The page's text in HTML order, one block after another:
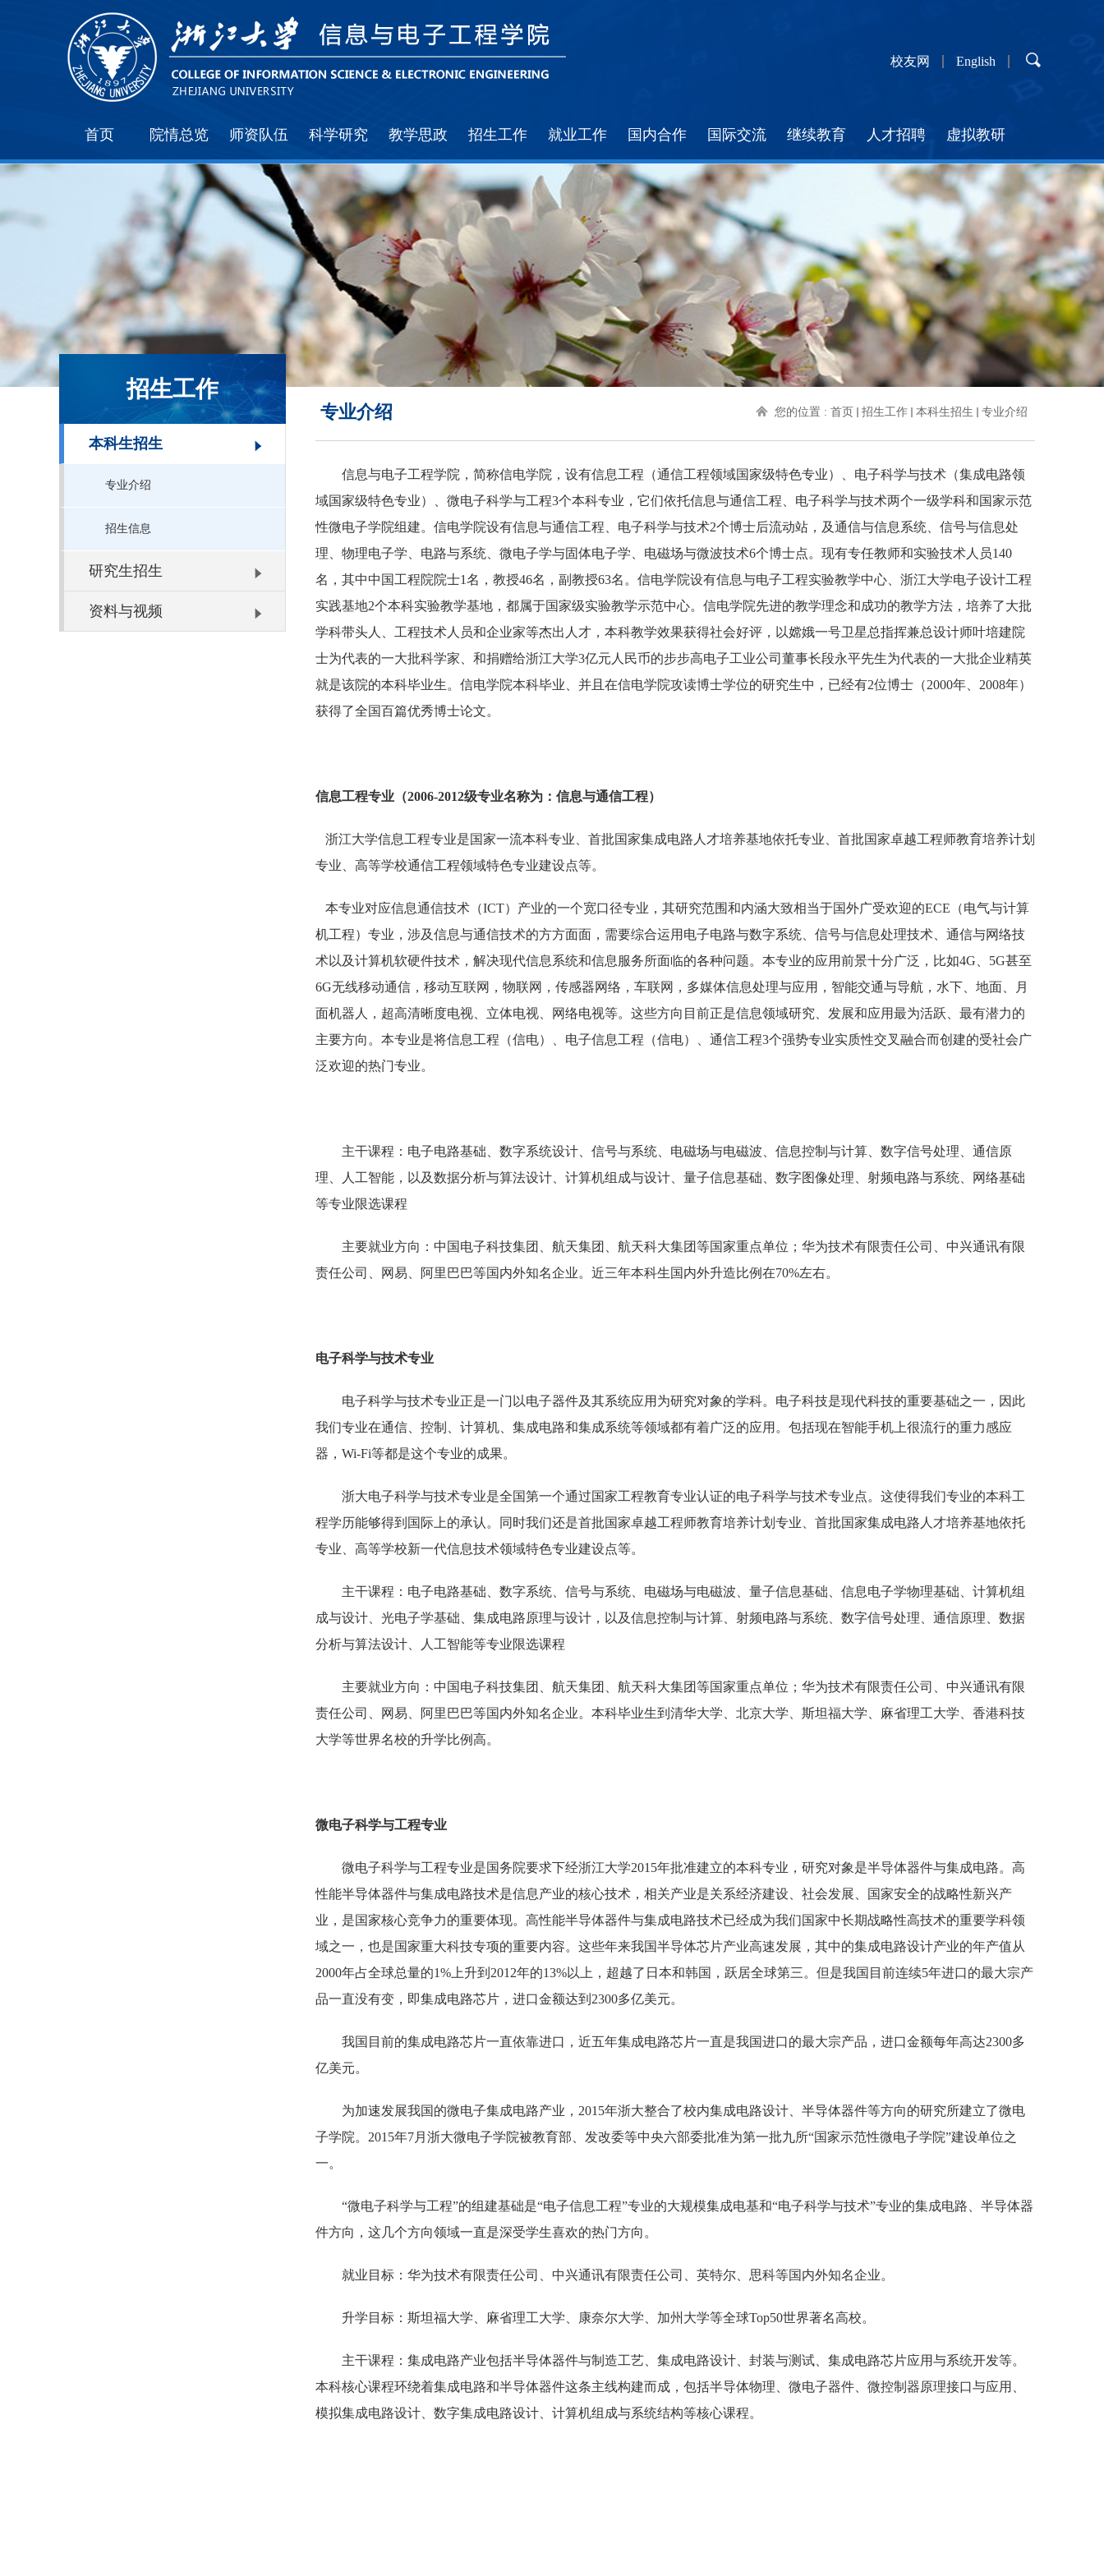
校友网 English
首页 院情总览 师资队伍 科学研究 教学思政 招生工作 就业工作 国内合作 国际交流 继续教育 人才招聘 虚拟教研
招生工作
本科生招生
专业介绍
招生信息
研究生招生
资料与视频
专业介绍 您的位置 : 首页 招生工作 本科生招生 专业介绍
信息与电子工程学院，简称信电学院，设有信息工程（通信工程领域国家级特色专业）、电子科学与技术（集成电路领
域国家级特色专业）、微电子科学与工程3个本科专业，它们依托信息与通信工程、电子科学与技术两个一级学科和国家示范
性微电子学院组建。信电学院设有信息与通信工程、电子科学与技术2个博士后流动站，及通信与信息系统、信号与信息处
理、物理电子学、电路与系统、微电子学与固体电子学、电磁场与微波技术6个博士点。现有专任教师和实验技术人员140
名，其中中国工程院院士1名，教授46名，副教授63名。信电学院设有信息与电子工程实验教学中心、浙江大学电子设计工程
实践基地2个本科实验教学基地，都属于国家级实验教学示范中心。信电学院先进的教学理念和成功的教学方法，培养了大批
学科带头人、工程技术人员和企业家等杰出人才，本科教学效果获得社会好评，以嫦娥一号卫星总指挥兼总设计师叶培建院
士为代表的一大批科学家、和捐赠给浙江大学3亿元人民币的步步高电子工业公司董事长段永平先生为代表的一大批企业精英
就是该院的本科毕业生。信电学院本科毕业、并且在信电学院攻读博士学位的研究生中，已经有2位博士（2000年、 2008年）
获得了全国百篇优秀博士论文。
信息工程专业（2006-2012级专业名称为：信息与通信工程）
浙江大学信息工程专业是国家一流本科专业、首批国家集成电路人才培养基地依托专业、首批国家卓越工程师教育培养计划
专业、高等学校通信工程领域特色专业建设点等。
本专业对应信息通信技术（ICT）产业的一个宽口径专业，其研究范围和内涵大致相当于国外广受欢迎的ECE（电气与计算
机工程）专业，涉及信息与通信技术的方方面面，需要综合运用电子电路与数字系统、信号与信息处理技术、通信与网络技
术以及计算机软硬件技术，解决现代信息系统和信息服务所面临的各种问题。本专业的应用前景十分广泛，比如4G、5G甚至
6G无线移动通信，移动互联网，物联网，传感器网络，车联网，多媒体信息处理与应用，智能交通与导航，水下、地面、月
面机器人，超高清晰度电视、立体电视、网络电视等。这些方向目前正是信息领域研究、发展和应用最为活跃、最有潜力的
主要方向。本专业是将信息工程（信电）、电子信息工程（信电）、通信工程3个强势专业实质性交叉融合而创建的受社会广
泛欢迎的热门专业。
主干课程：电子电路基础、数字系统设计、信号与系统、电磁场与电磁波、信息控制与计算、数字信号处理、通信原
理、人工智能，以及数据分析与算法设计、计算机组成与设计、量子信息基础、数字图像处理、射频电路与系统、网络基础
等专业限选课程
主要就业方向：中国电子科技集团、航天集团、航天科大集团等国家重点单位；华为技术有限责任公司、中兴通讯有限
责任公司、网易、阿里巴巴等国内外知名企业。近三年本科生国内外升造比例在70%左右。
电子科学与技术专业
电子科学与技术专业正是一门以电子器件及其系统应用为研究对象的学科。电子科技是现代科技的重要基础之一，因此
我们专业在通信、控制、计算机、集成电路和集成系统等领域都有着广泛的应用。包括现在智能手机上很流行的重力感应
器， Wi-Fi等都是这个专业的成果。
浙大电子科学与技术专业是全国第一个通过国家工程教育专业认证的电子科学与技术专业点。这使得我们专业的本科工
程学历能够得到国际上的承认。同时我们还是首批国家卓越工程师教育培养计划专业、首批国家集成电路人才培养基地依托
专业、高等学校新一代信息技术领域特色专业建设点等。
主干课程：电子电路基础、数字系统、信号与系统、电磁场与电磁波、量子信息基础、信息电子学物理基础、计算机组
成与设计、光电子学基础、集成电路原理与设计，以及信息控制与计算、射频电路与系统、数字信号处理、通信原理、数据
分析与算法设计、人工智能等专业限选课程
主要就业方向：中国电子科技集团、航天集团、航天科大集团等国家重点单位；华为技术有限责任公司、中兴通讯有限
责任公司、网易、阿里巴巴等国内外知名企业。本科毕业生到清华大学、北京大学、斯坦福大学、麻省理工大学、香港科技
大学等世界名校的升学比例高。
微电子科学与工程专业
微电子科学与工程专业是国务院要求下经浙江大学2015年批准建立的本科专业，研究对象是半导体器件与集成电路。高
性能半导体器件与集成电路技术是信息产业的核心技术，相关产业是关系经济建设、社会发展、国家安全的战略性新兴产
业，是国家核心竞争力的重要体现。高性能半导体器件与集成电路技术已经成为我们国家中长期战略性高技术的重要学科领
域之一，也是国家重大科技专项的重要内容。这些年来我国半导体芯片产业高速发展，其中的集成电路设计产业的年产值从
2000年占全球总量的1% 上升到 2012年的13%以上，超越了日本和韩国，跃居全球第三。但是我国目前连续5年进口的最大宗产
品一直没有变，即集成电路芯片，进口金额达到 2300多亿美元。
我国目前的集成电路芯片一直依靠进口，近五年集成电路芯片一直是我国进口的最大宗产品，进口金额每年高达2300多
亿美元。
为加速发展我国的微电子集成电路产业， 2015年浙大整合了校内集成电路设计、半导体器件等方向的研究所建立了微电
子学院。 2015年7月浙大微电子学院被教育部、发改委等中央六部委批准为第一批九所“国家示范性微电子学院”建设单位之
一。
“微电子科学与工程”的组建基础是“电子信息工程”专业的大规模集成电基和“电子科学与技术”专业的集成电路、半导体器
件方向，这几个方向领域一直是深受学生喜欢的热门方向。
就业目标： 华为技术有限责任公司 中兴通讯有限责任公司、英特尔、思科等国内外知名企业。
升学目标：斯坦福大学、麻省理工大学、康奈尔大学、加州大学等全球Top50世界著名高校。
主干课程： 集成电路产业包括半导体器件与制造工艺、集成电路设计、封装与测试、集成电路芯片应用与系统开发等。
本科核心课程环绕着集成电路和半导体器件这条主线构建而成，包括半导体物理、微电子器件、微控制器原理接口与应用、
模拟集成电路设计、数字集成电路设计、计算机组成与系统结构等核心课程。